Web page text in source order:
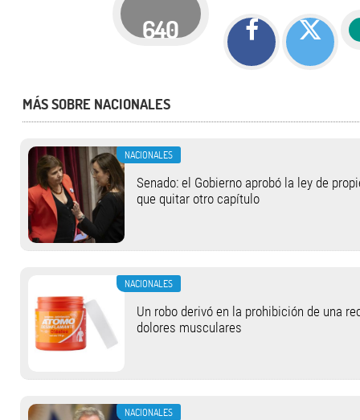
640
MÁS SOBRE NACIONALES
NACIONALES
Senado: el Gobierno aprobó la ley de
que quitar otro capítulo
NACIONALES
Un robo derivó en la prohibición de una
dolores musculares
NACIONALES